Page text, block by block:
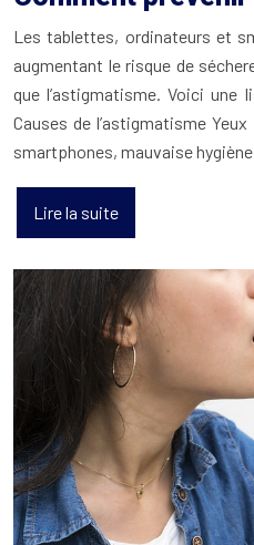
Les tablettes, ordinateurs et
augmentant le risque de
que l’astigmatisme. Voici une
Causes de l’astigmatisme
smartphones, mauvaise
Lire la suite